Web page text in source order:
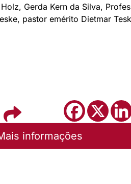
Gerda Kern da Silva,
pastor emérito Dietmar
informações